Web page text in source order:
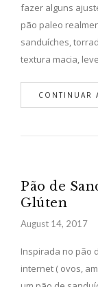
fazer alguns
pão paleo
sanduíches,
textura macia,
CONTINUAR
Pão de
Glúten
August 14, 2017
Inspirada no pão
internet ( ovos,